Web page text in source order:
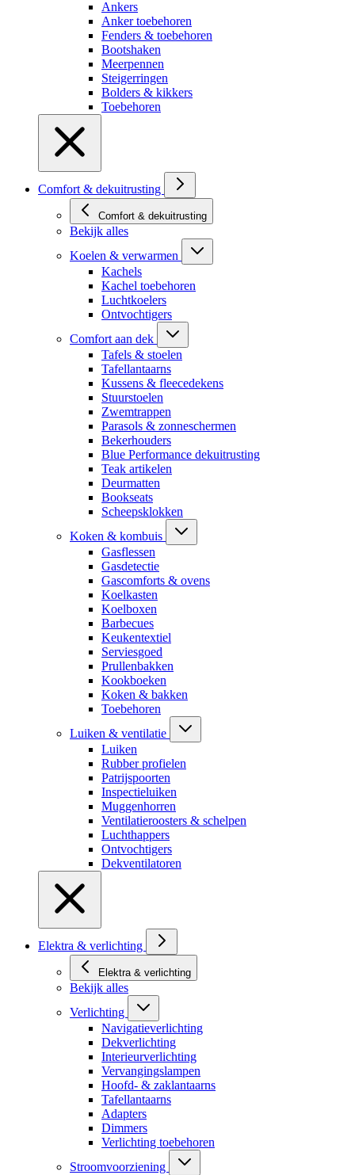
Ankers
Anker toebehoren
Fenders & toebehoren
Bootshaken
Meerpennen
Steigerringen
Bolders & kikkers
Toebehoren
Comfort & dekuitrusting
Comfort & dekuitrusting
Bekijk alles
Koelen & verwarmen
Kachels
Kachel toebehoren
Luchtkoelers
Ontvochtigers
Comfort aan dek
Tafels & stoelen
Tafellantaarns
Kussens & fleecedekens
Stuurstoelen
Zwemtrappen
Parasols & zonneschermen
Bekerhouders
Blue Performance dekuitrusting
Teak artikelen
Deurmatten
Bookseats
Scheepsklokken
Koken & kombuis
Gasflessen
Gasdetectie
Gascomforts & ovens
Koelkasten
Koelboxen
Barbecues
Keukentextiel
Serviesgoed
Prullenbakken
Kookboeken
Koken & bakken
Toebehoren
Luiken & ventilatie
Luiken
Rubber profielen
Patrijspoorten
Inspectieluiken
Muggenhorren
Ventilatieroosters & schelpen
Luchthappers
Ontvochtigers
Dekventilatoren
Elektra & verlichting
Elektra & verlichting
Bekijk alles
Verlichting
Navigatieverlichting
Dekverlichting
Interieurverlichting
Vervangingslampen
Hoofd- & zaklantaarns
Tafellantaarns
Adapters
Dimmers
Verlichting toebehoren
Stroomvoorziening